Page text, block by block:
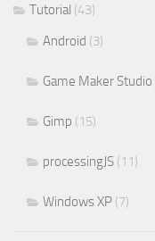
Tutorial (43)
Android (3)
Game Maker Studio
Gimp (15)
processingJS (11)
Windows XP (7)